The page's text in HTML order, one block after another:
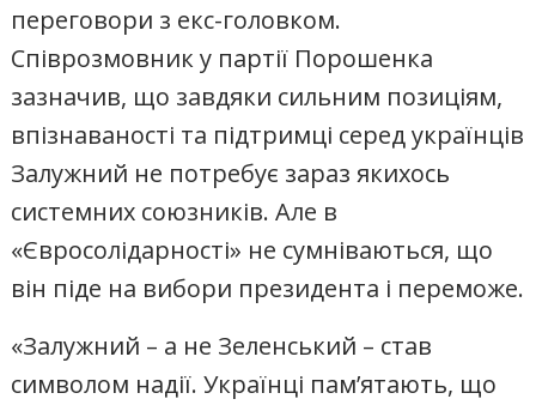
переговори з екс-головком.
Співрозмовник у партії Порошенка
зазначив, що завдяки сильним позиціям,
впізнаваності та підтримці серед українців
Залужний не потребує зараз якихось
системних союзників. Але в
«Євросолідарності» не сумніваються, що
він піде на вибори президента і переможе.
«Залужний – а не Зеленський – став
символом надії. Українці пам’ятають, що